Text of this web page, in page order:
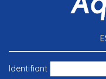
Identifiant